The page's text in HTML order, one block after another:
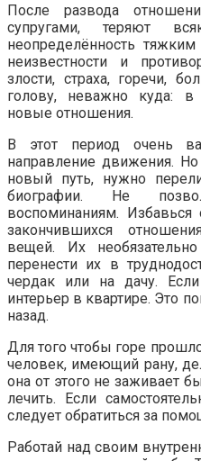
После развода
супругами, теряют
неопределённость
неизвестности и
злости, страха, горечи,
голову, неважно куда: в
новые отношения.
В этот период очень
направление движения.
новый путь, нужно
биографии. Не
воспоминаниям. Избавься
закончившихся
вещей. Их
перенести их в
чердак или на дачу.
интерьер в квартире. Это
назад.
Для того чтобы горе
человек, имеющий рану,
она от этого не заживает
лечить. Если
следует обратиться за
Работай над своим